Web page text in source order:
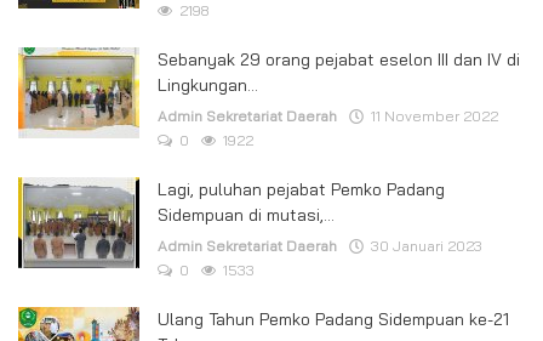
2198
Sebanyak 29 orang pejabat eselon III dan IV di
Lingkungan...
Admin Sekretariat Daerah
11 November 2022
0
1922
Lagi, puluhan pejabat Pemko Padang
Sidempuan di mutasi,...
Admin Sekretariat Daerah
30 Januari 2023
0
1533
Ulang Tahun Pemko Padang Sidempuan ke-21